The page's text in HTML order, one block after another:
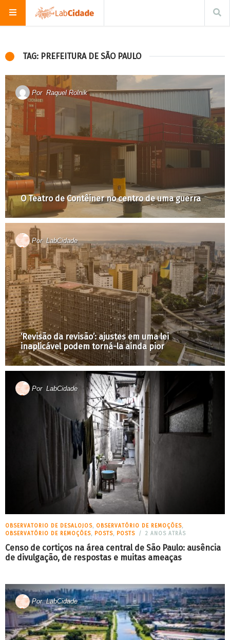
TAG: PREFEITURA DE SÃO PAULO
Por Raquel Rolnik
O Teatro de Contêiner no centro de uma guerra
PorLabCidade
‘Revisão da revisão’: ajustes em uma lei
inaplicável podem torná-la ainda pior
Por LabCidade
OBSERVATORIO DE DESALOJOS, OBSERVATÓRIO DE REMOÇÕES,
OBSERVATÓRIO DE REMOÇÕES, POSTS, POSTS 2 ANOS ATRÁS
Censo de cortiços na área central de São Paulo: ausência
de divulgação, de respostas e muitas ameaças
PorLabCidade